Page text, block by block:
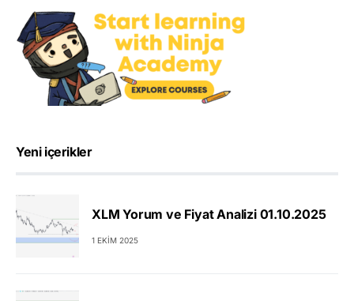
Yeni içerikler
XLM Yorum ve Fiyat Analizi 01.10.2025
1 EKIM 2025